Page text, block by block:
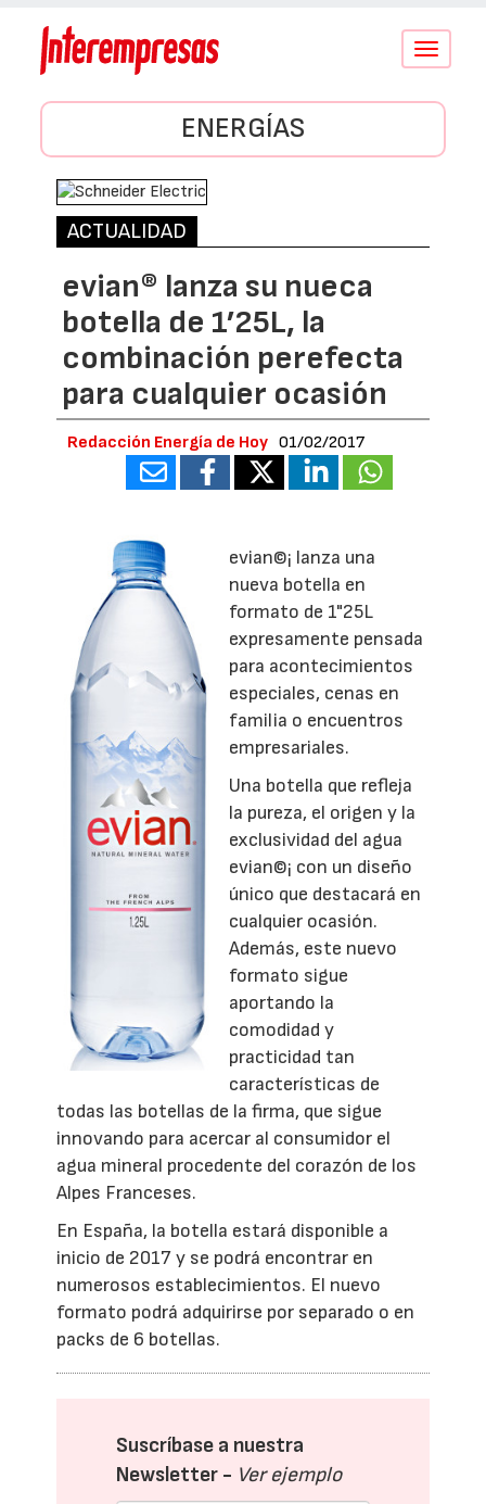
Conmutar
ENERGÍAS
ACTUALIDAD
evian® lanza su nueca
botella de 1’25L, la
combinación perefecta
para cualquier ocasión
Redacción Energía de Hoy 01/02/2017
evian©¡ lanza una
nueva botella en
formato de 1"25L
expresamente pensada
para acontecimientos
especiales, cenas en
familia o encuentros
empresariales.
Una botella que refleja
la pureza, el origen y la
exclusividad del agua
evian©¡ con un diseño
único que destacará en
cualquier ocasión.
Además, este nuevo
formato sigue
aportando la
comodidad y
practicidad tan
características de
todas las botellas de la firma, que sigue
innovando para acercar al consumidor el
agua mineral procedente del corazón de los
Alpes Franceses.
En España, la botella estará disponible a
inicio de 2017 y se podrá encontrar en
numerosos establecimientos. El nuevo
formato podrá adquirirse por separado o en
packs de 6 botellas.
Suscríbase a nuestra
Newsletter - Ver ejemplo